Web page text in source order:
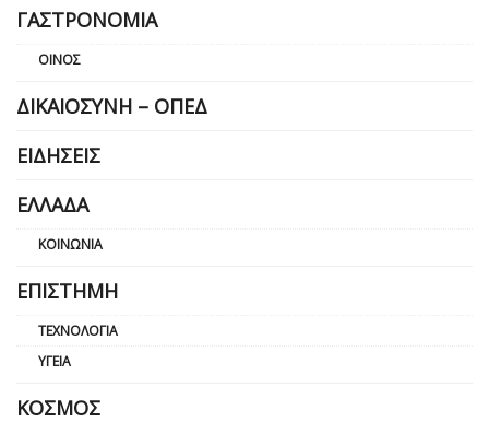
ΓΑΣΤΡΟΝΟΜΊΑ
ΟΊΝΟΣ
ΔΙΚΑΙΟΣΎΝΗ – ΟΠΕΔ
ΕΙΔΉΣΕΙΣ
ΕΛΛΆΔΑ
ΚΟΙΝΩΝΊΑ
ΕΠΙΣΤΉΜΗ
ΤΕΧΝΟΛΟΓΊΑ
ΥΓΕΊΑ
ΚΌΣΜΟΣ